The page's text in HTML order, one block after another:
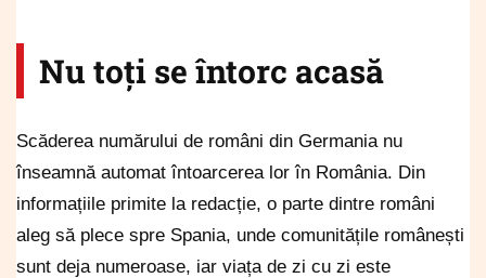
Nu toți se întorc acasă
Scăderea numărului de români din Germania nu
înseamnă automat întoarcerea lor în România. Din
informațiile primite la redacție, o parte dintre români
aleg să plece spre Spania, unde comunitățile românești
sunt deja numeroase, iar viața de zi cu zi este